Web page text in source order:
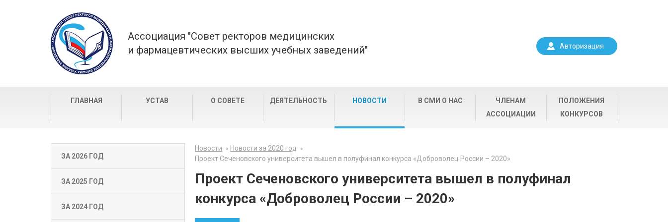
Ассоциация "Совет ректоров медицинских
и фармацевтических высших учебных заведений"
Авторизация
ГЛАВНАЯ УСТАВ О СОВЕТЕ ДЕЯТЕЛЬНОСТЬ НОВОСТИ В СМИ О НАС
ЧЛЕНАМ
АССОЦИАЦИИ
ПОЛОЖЕНИЯ
КОНКУРСОВ
ЗА 2026 ГОД
ЗА 2025 ГОД
ЗА 2024 ГОД
Новости
Новости за 2020 год
Проект Сеченовского университета вышел в полуфинал конкурса «Доброволец России – 2020»
Проект Сеченовского университета вышел в полуфинал
конкурса «Доброволец России – 2020»